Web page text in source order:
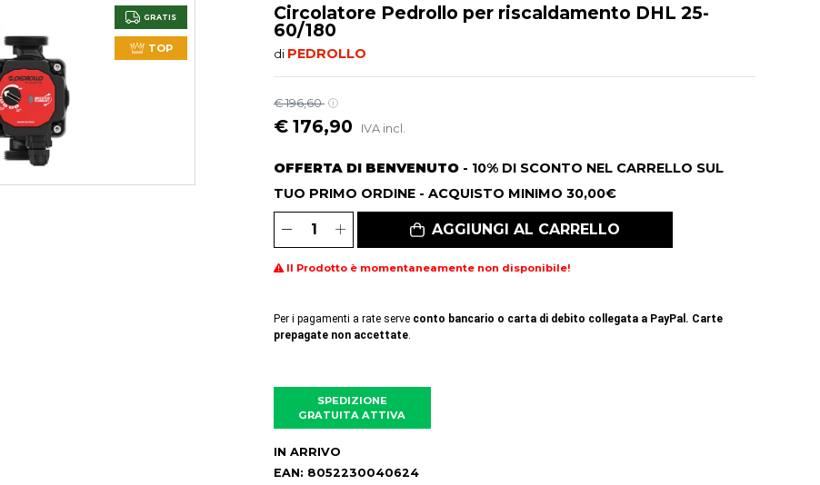
GRATIS
TOP
Circolatore Pedrollo per riscaldamento DHL 25-
60/180
di PEDROLLO
€ 196,60
€ 176,90 IVA incl.
OFFERTA DI BENVENUTO - 10% DI SCONTO NEL CARRELLO SUL
TUO PRIMO ORDINE - ACQUISTO MINIMO 30,00€
AGGIUNGI AL CARRELLO
Il Prodotto è momentaneamente non disponibile!
Per i pagamenti a rate serve conto bancario o carta di debito collegata a PayPal. Carte
prepagate non accettate.
SPEDIZIONE
GRATUITA ATTIVA
IN ARRIVO
EAN: 8052230040624